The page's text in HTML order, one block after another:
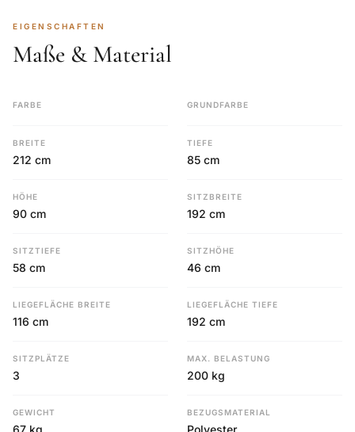
EIGENSCHAFTEN
Maße & Material
FARBE GRUNDFARBE
BREITE
212 cm
TIEFE
85 cm
HÖHE
90 cm
SITZBREITE
192 cm
SITZTIEFE
58 cm
SITZHÖHE
46 cm
LIEGEFLÄCHE BREITE
116 cm
LIEGEFLÄCHE TIEFE
192 cm
SITZPLÄTZE
3
MAX. BELASTUNG
200 kg
GEWICHT
67 kg
BEZUGSMATERIAL
Polyester